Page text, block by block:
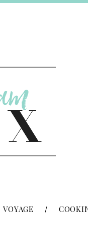
VOYAGE